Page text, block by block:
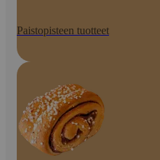
Paistopisteen tuotteet